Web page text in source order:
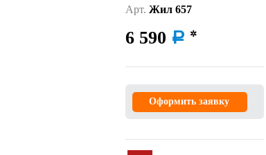
Арт. Жил 657
6 590 a
Оформить заявку